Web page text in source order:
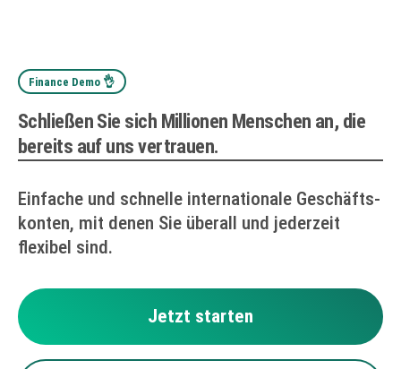
Finance Demo 👌
Schließen Sie sich Millionen Menschen an, die
bereits auf uns vertrauen.
Einfache und schnelle internationale Geschäfts­
konten, mit denen Sie überall und jederzeit
flexibel sind.
Jetzt starten